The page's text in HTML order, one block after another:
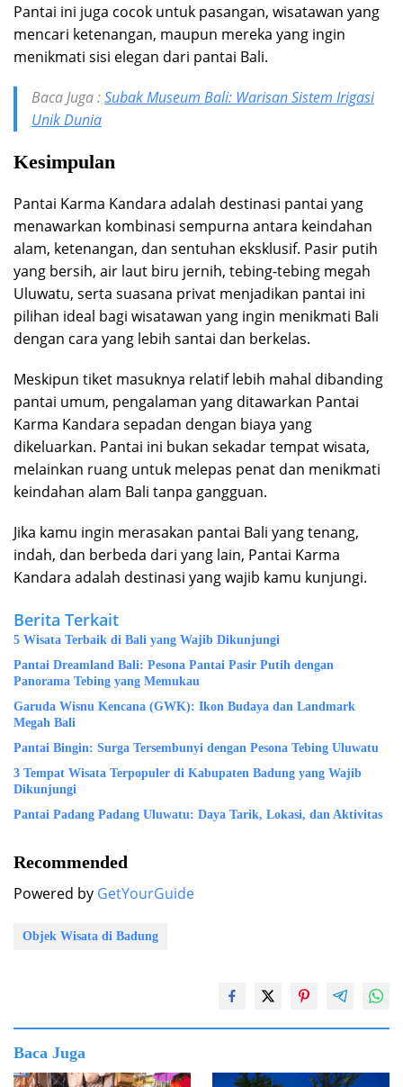
Pantai ini juga cocok untuk pasangan, wisatawan yang
mencari ketenangan, maupun mereka yang ingin
menikmati sisi elegan dari pantai Bali.
Baca Juga :Subak Museum Bali: Warisan Sistem Irigasi
Unik Dunia
Kesimpulan
Pantai Karma Kandara adalah destinasi pantai yang
menawarkan kombinasi sempurna antara keindahan
alam, ketenangan, dan sentuhan eksklusif. Pasir putih
yang bersih, air laut biru jernih, tebing-tebing megah
Uluwatu, serta suasana privat menjadikan pantai ini
pilihan ideal bagi wisatawan yang ingin menikmati Bali
dengan cara yang lebih santai dan berkelas.
Meskipun tiket masuknya relatif lebih mahal dibanding
pantai umum, pengalaman yang ditawarkan Pantai
Karma Kandara sepadan dengan biaya yang
dikeluarkan. Pantai ini bukan sekadar tempat wisata,
melainkan ruang untuk melepas penat dan menikmati
keindahan alam Bali tanpa gangguan.
Jika kamu ingin merasakan pantai Bali yang tenang,
indah, dan berbeda dari yang lain, Pantai Karma
Kandara adalah destinasi yang wajib kamu kunjungi.
Berita Terkait
5 Wisata Terbaik di Bali yang Wajib Dikunjungi
Pantai Dreamland Bali: Pesona Pantai Pasir Putih dengan
Panorama Tebing yang Memukau
Garuda Wisnu Kencana (GWK): Ikon Budaya dan Landmark
Megah Bali
Pantai Bingin: Surga Tersembunyi dengan Pesona Tebing Uluwatu
3 Tempat Wisata Terpopuler di Kabupaten Badung yang Wajib
Dikunjungi
Pantai Padang Padang Uluwatu: Daya Tarik, Lokasi, dan Aktivitas
Recommended
Powered by GetYourGuide
Objek Wisata di Badung
Baca Juga